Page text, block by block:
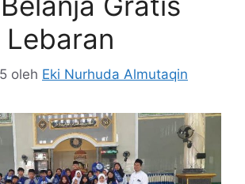
oleh Eki Nurhuda Almutaqin